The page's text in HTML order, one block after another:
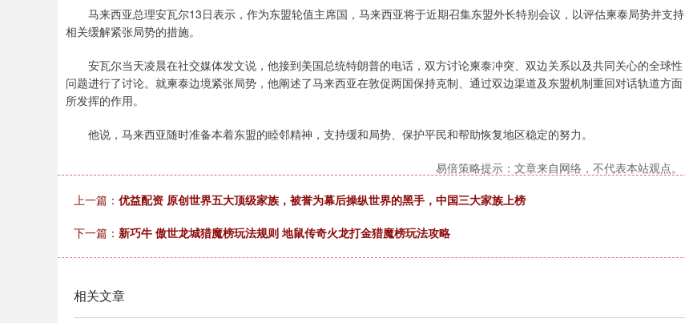
马来西亚总理安瓦尔13日表示，作为东盟轮值主席国，马来西亚将于近期召集东盟外长特别会议，以评估柬泰局势并支持
相关缓解紧张局势的措施。
安瓦尔当天凌晨在社交媒体发文说，他接到美国总统特朗普的电话，双方讨论柬泰冲突、双边关系以及共同关心的全球性
问题进行了讨论。就柬泰边境紧张局势，他阐述了马来西亚在敦促两国保持克制、通过双边渠道及东盟机制重回对话轨道方面
所发挥的作用。
他说，马来西亚随时准备本着东盟的睦邻精神，支持缓和局势、保护平民和帮助恢复地区稳定的努力。
易倍策略提示：文章来自网络，不代表本站观点。
上一篇： 优益配资 原创世界五大顶级家族，被誉为幕后操纵世界的黑手，中国三大家族上榜
下一篇： 新巧牛 傲世龙城猎魔榜玩法规则 地鼠传奇火龙打金猎魔榜玩法攻略
相关文章